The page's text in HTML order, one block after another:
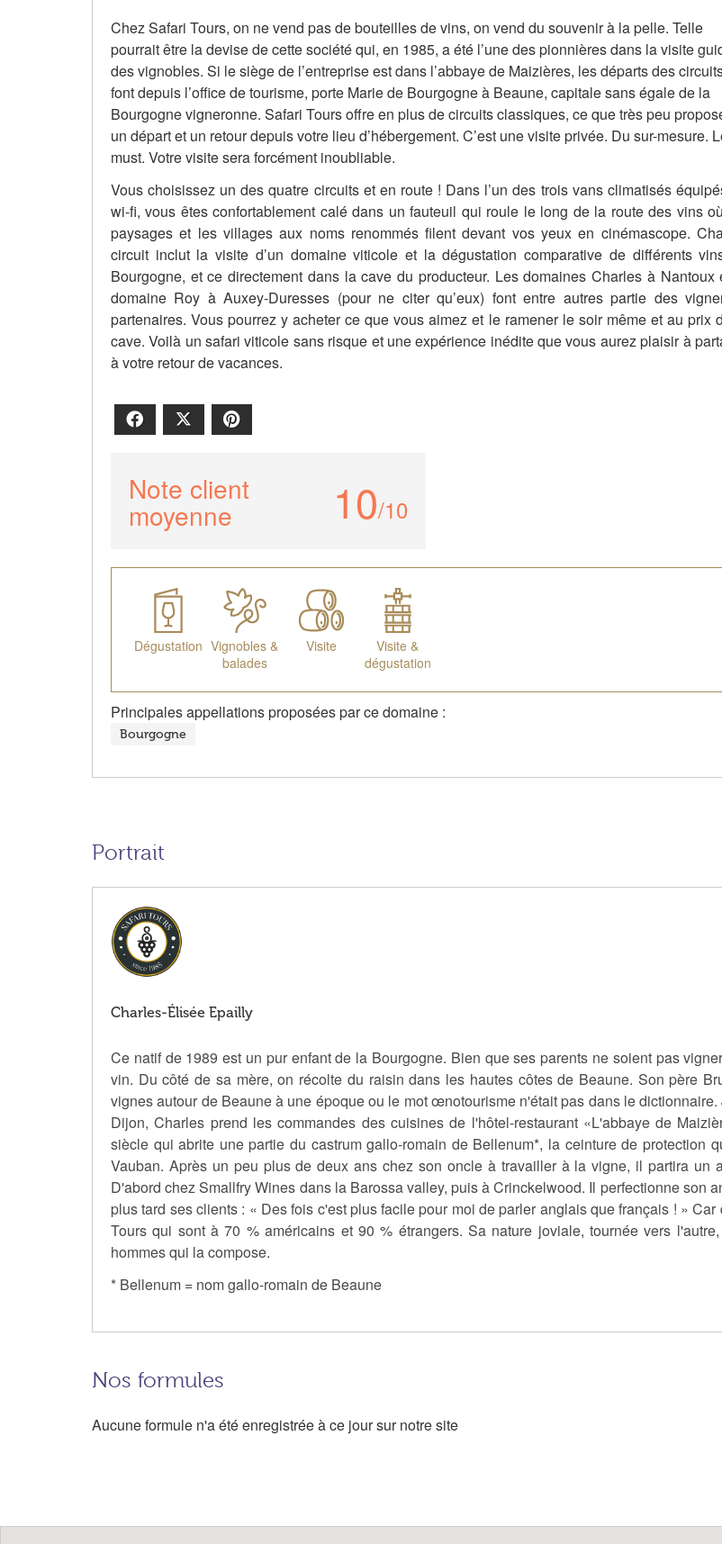
Chez Safari Tours, on ne vend pas de bouteilles de vins, on vend du souvenir à la pelle. Telle
pourrait être la devise de cette société qui, en 1985, a été l’une des pionnières dans la visite
des vignobles. Si le siège de l’entreprise est dans l’abbaye de Maizières, les départs des
font depuis l’office de tourisme, porte Marie de Bourgogne à Beaune, capitale sans égale de la
Bourgogne vigneronne. Safari Tours offre en plus de circuits classiques, ce que très peu
un départ et un retour depuis votre lieu d’hébergement. C’est une visite privée. Du sur-mesure.
must. Votre visite sera forcément inoubliable.
Vous choisissez un des quatre circuits et en route ! Dans l’un des trois vans climatisés
wi-fi, vous êtes confortablement calé dans un fauteuil qui roule le long de la route des vins
paysages et les villages aux noms renommés filent devant vos yeux en cinémascope.
circuit inclut la visite d’un domaine viticole et la dégustation comparative de différents
Bourgogne, et ce directement dans la cave du producteur. Les domaines Charles à Nantoux
domaine Roy à Auxey-Duresses (pour ne citer qu’eux) font entre autres partie des
partenaires. Vous pourrez y acheter ce que vous aimez et le ramener le soir même et au prix
cave. Voilà un safari viticole sans risque et une expérience inédite que vous aurez plaisir à
à votre retour de vacances.
Facebook
Note client
moyenne 10/10
Dégustation Vignobles &
balades
Visite
Visite &
dégustation
Principales appellations proposées par ce domaine :
Bourgogne
Portrait
Charles-Élisée Epailly
Ce natif de 1989 est un pur enfant de la Bourgogne. Bien que ses parents ne soient pas
vin. Du côté de sa mère, on récolte du raisin dans les hautes côtes de Beaune. Son père
vignes autour de Beaune à une époque ou le mot œnotourisme n'était pas dans le
Dijon, Charles prend les commandes des cuisines de l'hôtel-restaurant «L'abbaye de
siècle qui abrite une partie du castrum gallo-romain de Bellenum*, la ceinture de protection
Vauban. Après un peu plus de deux ans chez son oncle à travailler à la vigne, il partira un
D'abord chez Smallfry Wines dans la Barossa valley, puis à Crinckelwood. Il perfectionne son
plus tard ses clients : « Des fois c'est plus facile pour moi de parler anglais que français ! »
Tours qui sont à 70 % américains et 90 % étrangers. Sa nature joviale, tournée vers
hommes qui la compose.
* Bellenum = nom gallo-romain de Beaune
Nos formules
Aucune formule n'a été enregistrée à ce jour sur notre site